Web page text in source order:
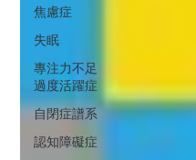
焦慮症
失眠
專注力不足
過度活躍症
自閉症譜系
認知障礙症